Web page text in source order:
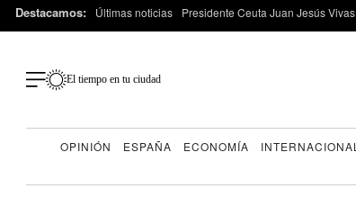
Destacamos: Últimas noticias Presidente Ceuta Juan Jesús Vivas
El tiempo en tu ciudad
OPINIÓN ESPAÑA ECONOMÍA INTERNACIONAL